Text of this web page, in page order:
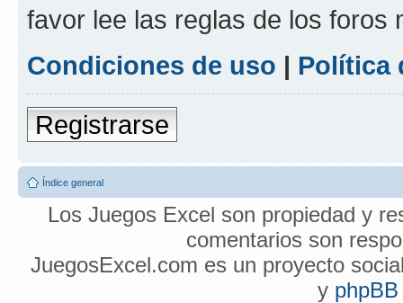
favor lee las reglas de los foros
Condiciones de uso | Política
Registrarse
Índice general
Los Juegos Excel son propiedad y
comentarios son
JuegosExcel.com es un proyecto
y phpBB